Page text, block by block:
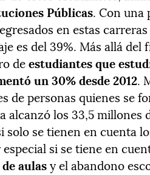
Públicas. Con una
en estas
es del 39%. Más allá del
deestudiantes que
un 30% desde 2012.
de personas quienes se
alcanzó los 33,5 millones
solo se tienen en cuenta
si se tiene en
aulasy el abandono